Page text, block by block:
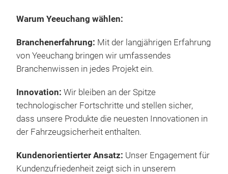
Warum Yeeuchang wählen:
Branchenerfahrung: Mit der langjährigen Erfahrung
von Yeeuchang bringen wir umfassendes
Branchenwissen in jedes Projekt ein.
Innovation: Wir bleiben an der Spitze
technologischer Fortschritte und stellen sicher,
dass unsere Produkte die neuesten Innovationen in
der Fahrzeugsicherheit enthalten.
Kundenorientierter Ansatz: Unser Engagement für
Kundenzufriedenheit zeigt sich in unserem